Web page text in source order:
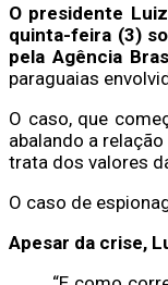
O presidente
quinta-feira (3)
pela Agência
paraguaias
O caso, que
abalando a
trata dos valores
O caso de
Apesar da crise,